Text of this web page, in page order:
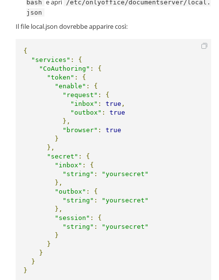
bash e apri /etc/onlyoffice/documentserver/local.
json
Il file local.json dovrebbe apparire così:
{
"services" :
{
"CoAuthoring" :
{
"token" :
{
"enable" :
{
"request" :
{
"inbox" : true ,
"outbox" :
true
},
"browser" :
true
}
},
"secret" :
{
"inbox" :
{
"string" :
"yoursecret"
},
"outbox" :
{
"string" :
"yoursecret"
},
"session" :
{
"string" :
"yoursecret"
}
}
}
}
}